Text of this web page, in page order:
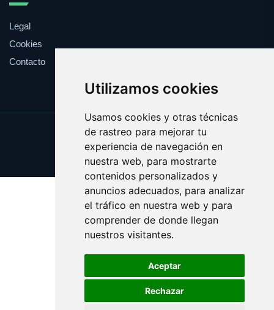
Utilizamos cookies
Usamos cookies y otras técnicas
de rastreo para mejorar tu
experiencia de navegación en
nuestra web, para mostrarte
contenidos personalizados y
anuncios adecuados, para analizar
el tráfico en nuestra web y para
comprender de donde llegan
nuestros visitantes.
Aceptar
Rechazar
Legal
Cookies
Contacto
Update cookies preferences
Copyright © 2025 ragu.es